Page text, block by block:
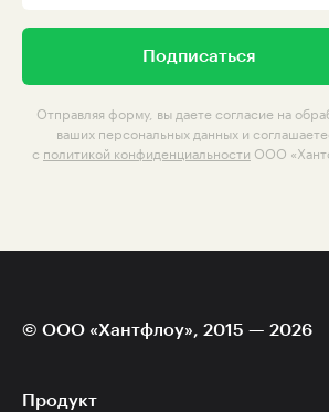
Подписаться
Отправляя форму, вы даете согласие на
ваших персональных данных и
с политикой конфиденциальности ООО
© ООО «Хантфлоу», 2015 — 2026
Продукт